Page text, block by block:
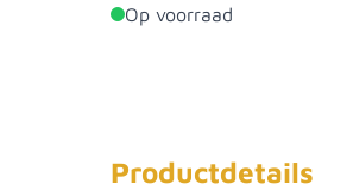
Op voorraad
Productdetails